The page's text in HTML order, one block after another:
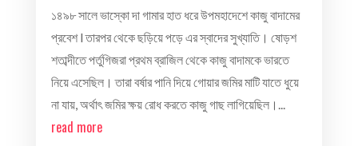
১৪৯৮ সালে ভাস্কো দা গামার হাত ধরে উপমহাদেশে কাজু বাদামের
প্রবেশ l তারপর থেকে ছড়িয়ে পড়ে এর স্বাদের সুখ্যাতি। ষোড়শ
শতাব্দীতে পর্তুগিজরা প্রথম ব্রাজিল থেকে কাজু বাদামকে ভারতে
নিয়ে এসেছিল। তারা বর্ষার পানি দিয়ে গোয়ার জমির মাটি যাতে ধুয়ে
না যায়, অর্থাৎ জমির ক্ষয় রোধ করতে কাজু গাছ লাগিয়েছিল।...
read more